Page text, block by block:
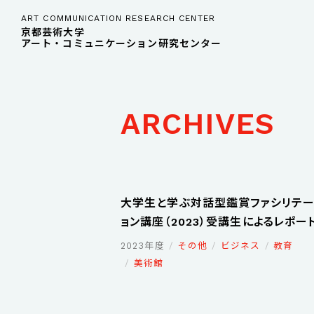
ART COMMUNICATION RESEARCH CENTER
京都芸術大学
アート・コミュニケーション研究センター
ARCHIVES
大学生と学ぶ対話型鑑賞ファシリテ
ョン講座（2023）受講生によるレポー
2023年度 その他 ビジネス
教育
美術館